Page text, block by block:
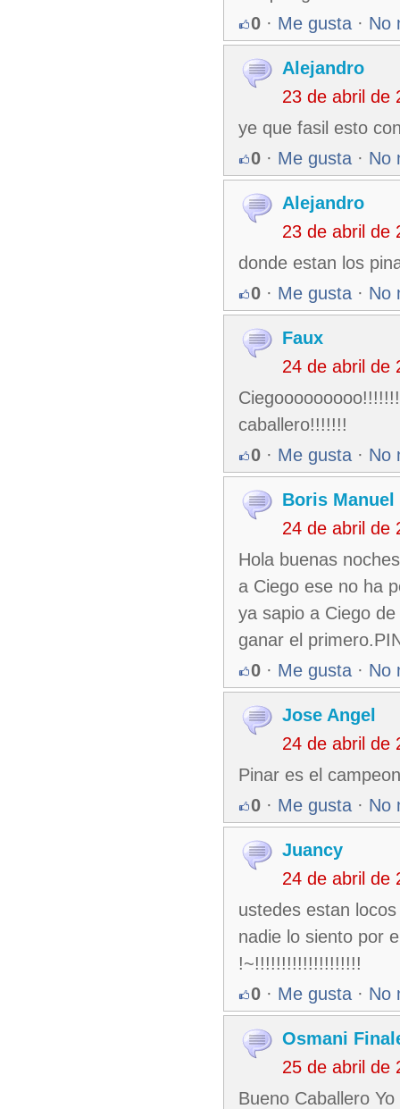
0 · Me gusta · No
Alejandro
23 de abril de
ye que fasil esto
0 · Me gusta · No
Alejandro
23 de abril de
donde estan los
0 · Me gusta · No
Faux
24 de abril de
caballero!!!!!!!
0 · Me gusta · No
Boris Manuel
24 de abril de
Hola buenas
a Ciego ese no ha
ya sapio a Ciego
ganar el
0 · Me gusta · No
Jose Angel
24 de abril de
Pinar es el
0 · Me gusta · No
Juancy
24 de abril de
ustedes estan
nadie lo siento por
!~!!!!!!!!!!!!!!!!!!!!
0 · Me gusta · No
Osmani
25 de abril de
Bueno Caballero